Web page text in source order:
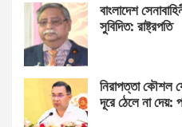
বাংলাদেশ
সুবিদিত: রাষ্ট্রপতি
নিরাপত্তা কৌশল
দূরে ঠেলে না দেয়: